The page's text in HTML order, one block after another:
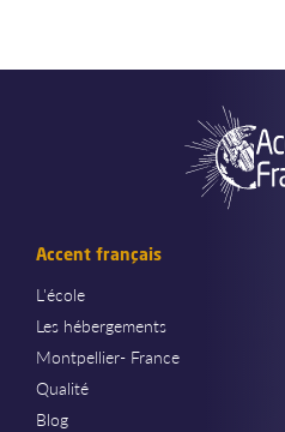
Accent français
L'école
Les hébergements
Montpellier- France
Qualité
Blog